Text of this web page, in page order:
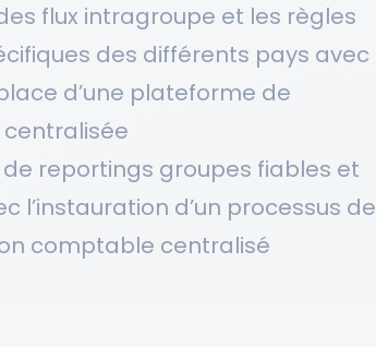
flux intragroupe et les règles
des différents pays avec
d’une plateforme de
de reportings groupes fiables et
l’instauration d’un processus de
comptable centralisé